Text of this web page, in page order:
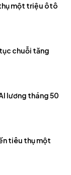
một triệu ôtô
chuỗi tăng
lương tháng 50
tiêu thụ một